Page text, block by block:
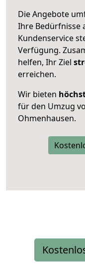
Die Angebote
Ihre Bedürfnisse
Kundenservice
Verfügung.
helfen, Ihr Ziel
erreichen.
Wir bieten
für den Umzug
Ohmenhausen.